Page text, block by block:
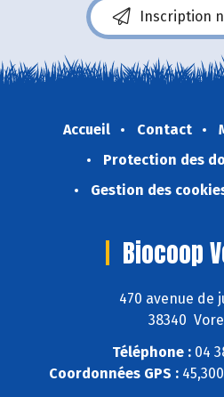
Inscription
Accueil Contact
Protection des
Gestion des
Biocoop
470 avenue de
38340
Téléphone : 04
Coordonnées GPS :